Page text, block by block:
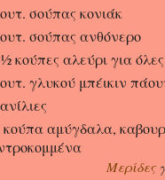
σούπας κονιάκ
σούπας ανθόνερο
κούπες αλεύρι για όλες
γλυκού μπέικιν
κούπα αμύγδαλα,
Μερίδες